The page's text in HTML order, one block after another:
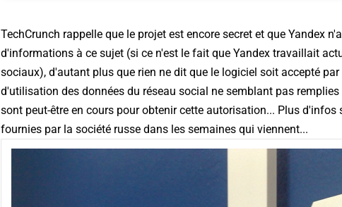
TechCrunch rappelle que le projet est encore secret et que Yandex
d'informations à ce sujet (si ce n'est le fait que Yandex travaillait
sociaux), d'autant plus que rien ne dit que le logiciel soit accepté
d'utilisation des données du réseau social ne semblant pas
sont peut-être en cours pour obtenir cette autorisation... Plus d'infos
fournies par la société russe dans les semaines qui viennent...